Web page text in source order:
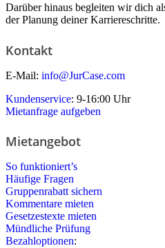
Darüber hinaus begleiten wir dich
der Planung deiner Karriereschritte.
Kontakt
E-Mail: info@JurCase.com
Kundenservice: 9-16:00 Uhr
Mietanfrage aufgeben
Mietangebot
So funktioniert’s
Häufige Fragen
Gruppenrabatt sichern
Kommentare mieten
Gesetzestexte mieten
Mündliche Prüfung
Bezahloptionen: